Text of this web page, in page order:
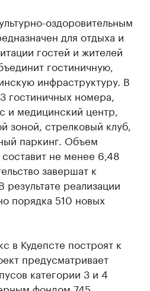
оздоровительным
для отдыха и
гостей и жителей
гостиничную,
инфраструктуру. В
гостиничных номера,
и медицинский центр,
зоной, стрелковый клуб,
паркинг. Объем
не менее 6,48
завершат к
реализации
порядка 510 новых
в Кудепсте построят к
предусматривает
категории 3 и 4